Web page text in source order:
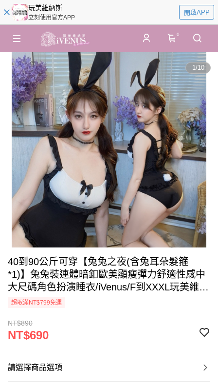
玩美維納斯
立刻使用官方APP
開啟APP
0
1/10
40到90公斤可穿【兔兔之夜(含兔耳朵髮箍
*1)】兔兔裝連體暗釦歐美顯瘦彈力舒適性感中
大尺碼角色扮演睡衣/iVenus/F到XXXL玩美維納
斯 性感睡衣快時尚
超取滿NT$799免運
NT$890
NT$690
請選擇商品選項